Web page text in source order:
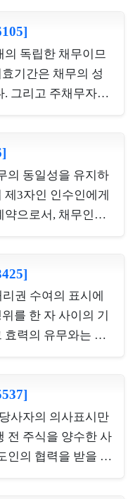
기명날인을 대행하
한 경우에 피위조
고 인정하려면 추
적과 관계없이 자
적으로 그 권한을
의 행위로서 유효
표이사의 진의를 알
하지 아니함을 피해
과실로 인하여 ...
독립한 채무이므
기간은 채무의 성
그리고 주채무자에
보증한 경우, 특별
하여는 민법 제163
여지가 없고, 성질
사채권인 경우에는
청구소송에서 甲
사의 물품대금채무
甲이 상품을 판매한
의 동일성을 유지하
3자인 인수인에게
으로서, 채무인수
동시에 종래의 채
책되는 것일 뿐이
시효의 적용을 받
에 따라 그 채무자
가 상행위나 보조
하여 달리 볼 것이
은 경우, 인수채무
를 한 자 사이의 기
력의 유무와는 관
[2] 상법 제
사용인은 영업의
관한 재판 외의 모든
상업사용인을 말하
사자의 의사표시만
전 주식을 양수한 사
인의 협력을 받을 필